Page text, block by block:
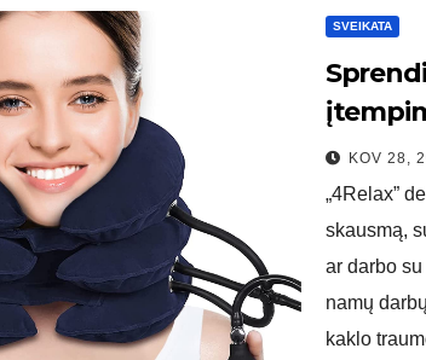
SVEIKATA
KOV 28,
„4Relax”
skausmą,
ar darbo
namų
kaklo